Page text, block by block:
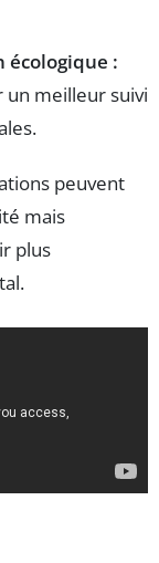
écologique :
meilleur suivi
peuvent
mais
plus